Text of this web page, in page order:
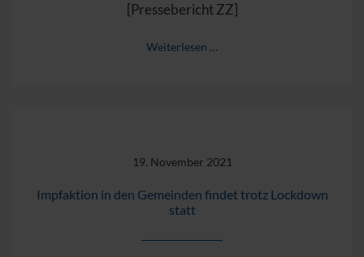
[Pressebericht ZZ]
Weiterlesen …
19. November 2021
Impfaktion in den Gemeinden findet trotz Lockdown
statt